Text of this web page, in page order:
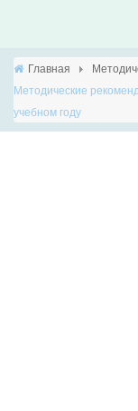
Главная
Методические
учебном году